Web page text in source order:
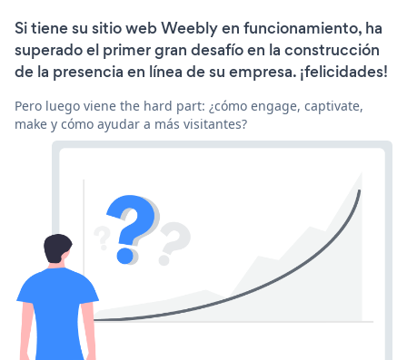
Si tiene su sitio web Weebly en funcionamiento, ha
superado el primer gran desafío en la construcción
de la presencia en línea de su empresa. ¡felicidades!
Pero luego viene the hard part: ¿cómo engage, captivate,
make y cómo ayudar a más visitantes?